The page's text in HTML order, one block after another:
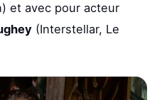
et avec pour acteur
(Interstellar, Le